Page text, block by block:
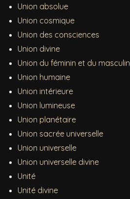
Union absolue
Union cosmique
Union des consciences
Union divine
Union du féminin et du masculin
Union humaine
Union intérieure
Union lumineuse
Union planétaire
Union sacrée universelle
Union universelle
Union universelle divine
Unité
Unité divine